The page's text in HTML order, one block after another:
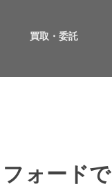
買取・委託
ォードで